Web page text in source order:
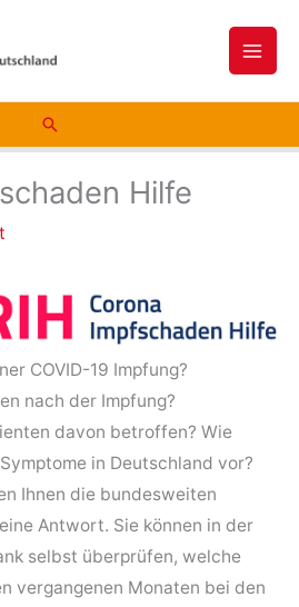
Suchen
Hilfe
COVID-19 Impfung?
nach der Impfung?
davon betroffen? Wie
in Deutschland vor?
Ihnen die bundesweiten
Antwort. Sie können in der
selbst überprüfen, welche
vergangenen Monaten bei den